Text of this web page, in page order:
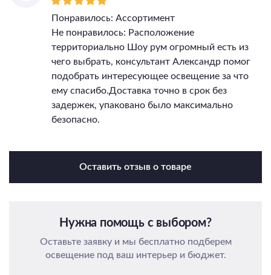
Понравилось: Ассортимент
Не понравилось: Расположение
территориально Шоу рум огромный есть из
чего выбрать, консультант Александр помог
подобрать интересующее освещение за что
ему спасибо.Доставка точно в срок без
задержек, упаковано было максимально
безопасно.
Оставить отзыв о товаре
Нужна помощь с выбором?
Оставьте заявку и мы бесплатно подберем
освещение под ваш интерьер и бюджет.